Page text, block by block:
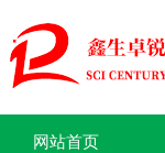
网站首页